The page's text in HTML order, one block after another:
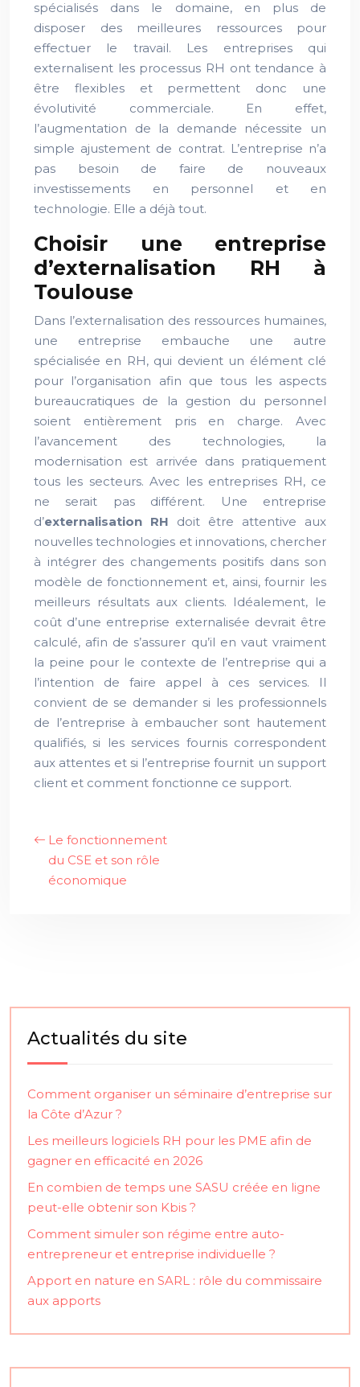
spécialisés dans le domaine, en plus de
disposer des meilleures ressources pour
effectuer le travail. Les entreprises qui
externalisent les processus RH ont tendance à
être flexibles et permettent donc une
évolutivité commerciale. En effet,
l’augmentation de la demande nécessite un
simple ajustement de contrat. L’entreprise n’a
pas besoin de faire de nouveaux
investissements en personnel et en
technologie. Elle a déjà tout.
Choisir une entreprise
d’externalisation RH à
Toulouse
Dans l’externalisation des ressources humaines,
une entreprise embauche une autre
spécialisée en RH, qui devient un élément clé
pour l’organisation afin que tous les aspects
bureaucratiques de la gestion du personnel
soient entièrement pris en charge. Avec
l’avancement des technologies, la
modernisation est arrivée dans pratiquement
tous les secteurs. Avec les entreprises RH, ce
ne serait pas différent. Une entreprise
d’externalisation RH doit être attentive aux
nouvelles technologies et innovations, chercher
à intégrer des changements positifs dans son
modèle de fonctionnement et, ainsi, fournir les
meilleurs résultats aux clients. Idéalement, le
coût d’une entreprise externalisée devrait être
calculé, afin de s’assurer qu’il en vaut vraiment
la peine pour le contexte de l’entreprise qui a
l’intention de faire appel à ces services. Il
convient de se demander si les professionnels
de l’entreprise à embaucher sont hautement
qualifiés, si les services fournis correspondent
aux attentes et si l’entreprise fournit un support
client et comment fonctionne ce support.
Le fonctionnement
du CSE et son rôle
économique
Actualités du site
Comment organiser un séminaire d’entreprise sur
la Côte d’Azur ?
Les meilleurs logiciels RH pour les PME afin de
gagner en efficacité en 2026
En combien de temps une SASU créée en ligne
peut-elle obtenir son Kbis ?
Comment simuler son régime entre auto-
entrepreneur et entreprise individuelle ?
Apport en nature en SARL : rôle du commissaire
aux apports